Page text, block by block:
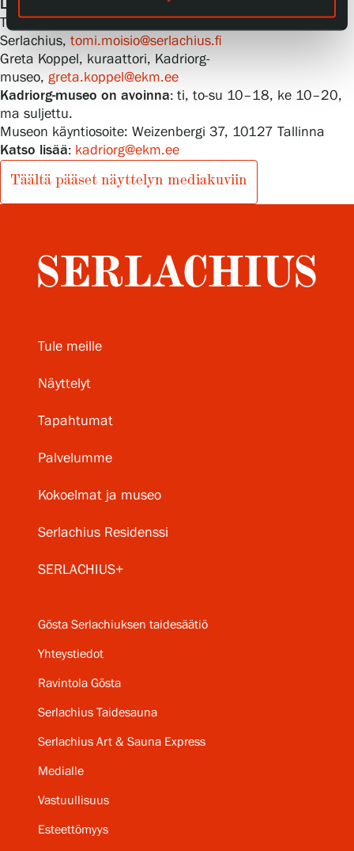
Lisätiedot:
Tomi Moisio, amanuenssi,
Serlachius, tomi.moisio@serlachius.fi
Greta Koppel, kuraattori, Kadriorg-
museo, greta.koppel@ekm.ee
Kadriorg-museo on avoinna: ti, to-su 10–18, ke 10–20,
ma suljettu.
Museon käyntiosoite: Weizenbergi 37, 10127 Tallinna
Katso lisää: kadriorg@ekm.ee
Täältä pääset näyttelyn mediakuviin
Tule meille
Näyttelyt
Tapahtumat
Palvelumme
Kokoelmat ja museo
Serlachius Residenssi
SERLACHIUS+
Gösta Serlachiuksen taidesäätiö
Yhteystiedot
Ravintola Gösta
Serlachius Taidesauna
Serlachius Art & Sauna Express
Medialle
Vastuullisuus
Esteettömyys